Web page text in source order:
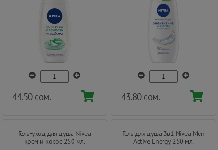
44.50 сом. 43.80 сом.
Гель-уход для душа Nivea
крем и кокос 250 мл.
Гель для душа 3в1 Nivea Men
Active Energy 250 мл.